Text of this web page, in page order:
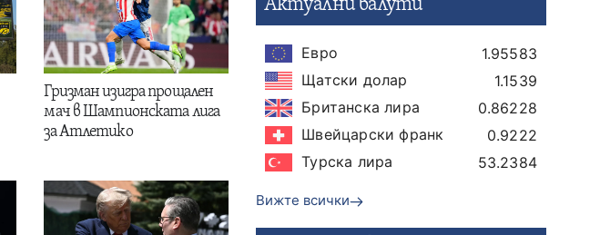
Гризман изигра прощален
мач в Шампионската лига
за Атлетико
Актуални валути
Евро
1.95583
Щатски долар
1.1539
Британска лира
0.86228
Швейцарски франк
0.9222
Турска лира
53.2384
Вижте всички